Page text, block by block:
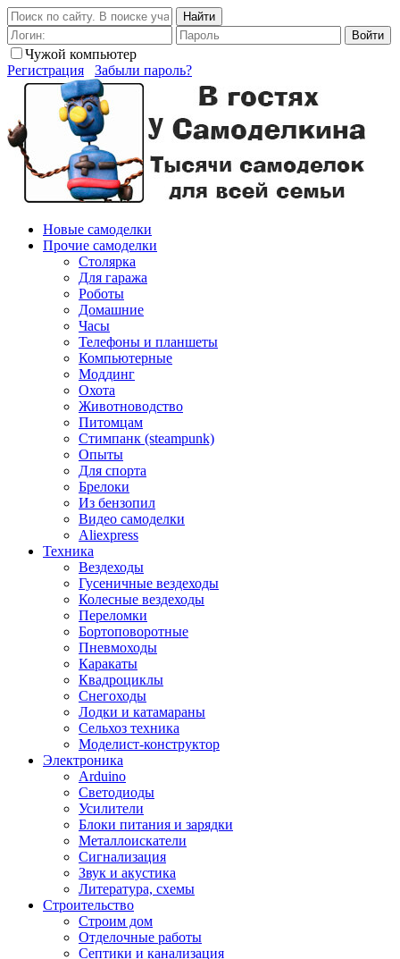
Найти
Войти
Чужой компьютер
Регистрация
Забыли пароль?
Новые самоделки
Прочие самоделки
Столярка
Для гаража
Роботы
Домашние
Часы
Телефоны и планшеты
Компьютерные
Моддинг
Охота
Животноводство
Питомцам
Стимпанк (steampunk)
Опыты
Для спорта
Брелоки
Из бензопил
Видео самоделки
Aliexpress
Техника
Вездеходы
Гусеничные вездеходы
Колесные вездеходы
Переломки
Бортоповоротные
Пневмоходы
Каракаты
Квадроциклы
Снегоходы
Лодки и катамараны
Сельхоз техника
Моделист-конструктор
Электроника
Arduino
Светодиоды
Усилители
Блоки питания и зарядки
Металлоискатели
Сигнализация
Звук и акустика
Литература, схемы
Строительство
Строим дом
Отделочные работы
Септики и канализация